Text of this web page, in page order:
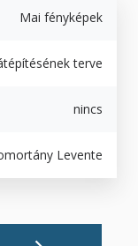
Mai fényképek
terve
nincs
Levente